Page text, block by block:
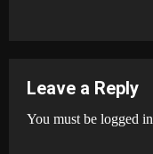
Leave a Reply
You must be logged in